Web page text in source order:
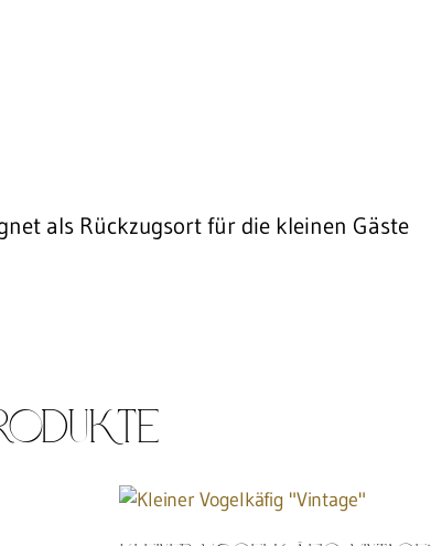
als Rückzugsort für die kleinen Gäste